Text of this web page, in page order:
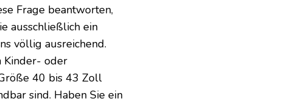
Frage beantworten,
ausschließlich ein
völlig ausreichend.
Kinder- oder
40 bis 43 Zoll
sind. Haben Sie ein